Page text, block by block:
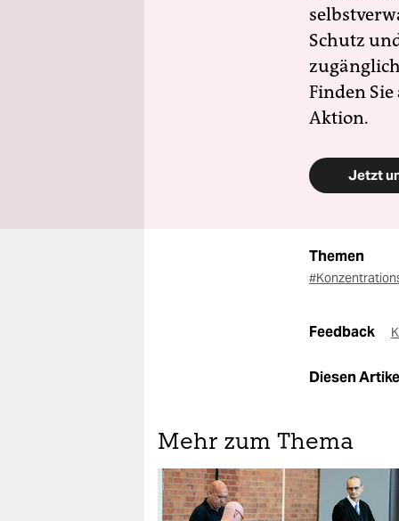
Schutz
Finden
Aktion.
Jetzt
Themen
Feedback
Diesen
Mehr zum Thema